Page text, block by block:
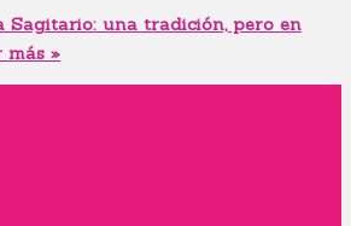
Sagitario: una tradición, pero en
más »